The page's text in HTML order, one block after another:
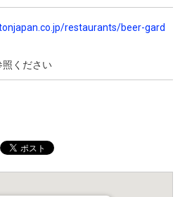
restaurants/beer-gard
照ください